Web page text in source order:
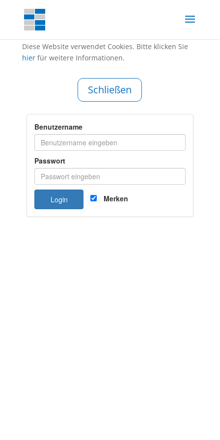
Diese Website verwendet Cookies. Bitte klicken Sie
hierfür weitere Informationen.
Schließen